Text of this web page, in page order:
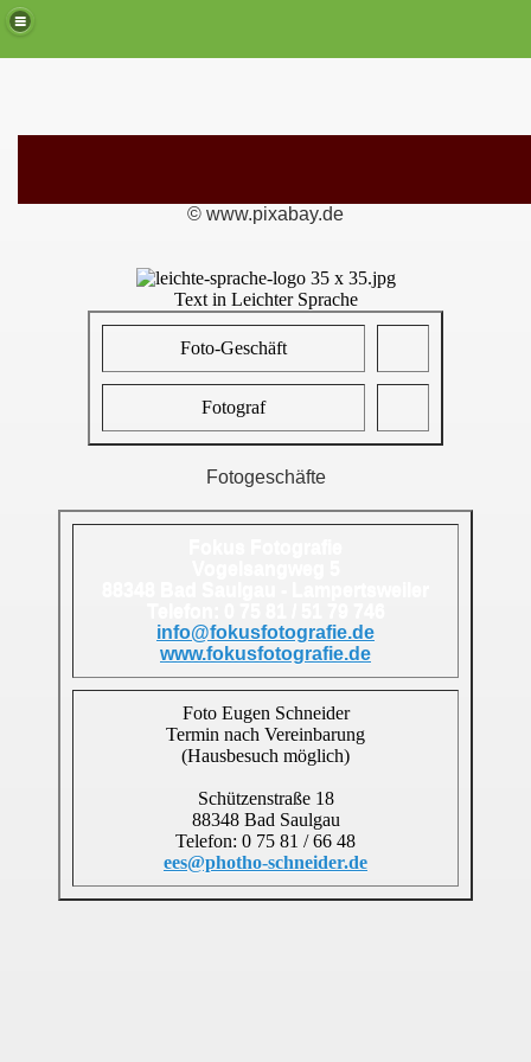
© www.pixabay.de
Text in Leichter Sprache
Foto-Geschäft
Fotograf
Fotogeschäfte
info@fokusfotografie.de
www.fokusfotografie.de
Foto Eugen Schneider
Termin nach Vereinbarung
(Hausbesuch möglich)
Schützenstraße 18
88348 Bad Saulgau
Telefon: 0 75 81 / 66 48
ees@photho-schneider.de